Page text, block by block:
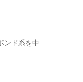
ンド系を中